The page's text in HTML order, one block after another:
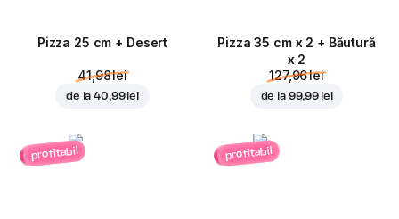
Pizza 25 cm + Desert
41,98 lei
de la40,99 lei
Pizza 35 cm x 2 + Băutură
x 2
127,96 lei
de la 99,99 lei
profitabil profitabil